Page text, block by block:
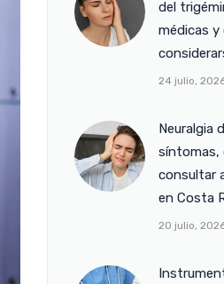
del
médicas y
24 julio,
Neuralgia
síntomas,
consultar
en Costa
20 julio,